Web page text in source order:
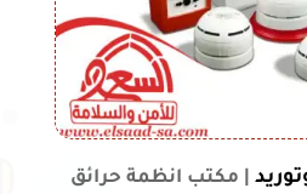
مكتب انظمة حرائق